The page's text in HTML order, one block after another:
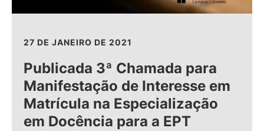
27 DE JANEIRO DE 2021
Publicada 3ª Chamada para
Manifestação de Interesse em
Matrícula na Especialização
em Docência para a EPT